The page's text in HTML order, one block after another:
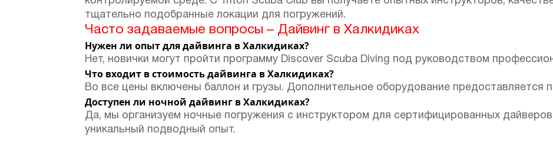
тщательно подобранные локации для погружений.
Часто задаваемые вопросы – Дайвинг в Халкидиках
Нужен ли опыт для дайвинга в Халкидиках?
Нет, новички могут пройти программу Discover Scuba Diving под руководством
Что входит в стоимость дайвинга в Халкидиках?
Во все цены включены баллон и грузы. Дополнительное оборудование предоставляется
Доступен ли ночной дайвинг в Халкидиках?
Да, мы организуем ночные погружения с инструктором для сертифицированных
уникальный подводный опыт.